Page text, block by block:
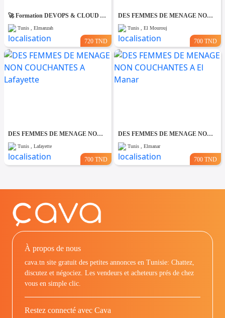
🚀 Formation DEVOPS & CLOUD AZURE AZ-900
Tunis , Elmanzah
720 TND
DES FEMMES DE MENAGE NON COUCHANTES A El Mourouj
Tunis , El Mourouj
700 TND
DES FEMMES DE MENAGE NON COUCHANTES A Lafayette
Tunis , Lafayette
700 TND
DES FEMMES DE MENAGE NON COUCHANTES A El Manar
Tunis , Elmanar
700 TND
À propos de nous
cava.tn site gratuit des petites annonces en Tunisie: Chattez,
discutez et négociez. Les vendeurs et acheteurs prés de chez
vous en simple clic.
Restez connecté avec Cava